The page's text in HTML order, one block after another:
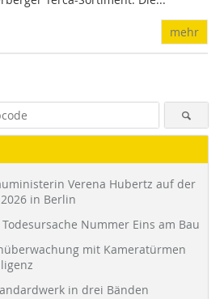
mehr
Verena Hubertz auf der
in Berlin
Nummer Eins am Bau
mit Kameratürmen
in drei Bänden